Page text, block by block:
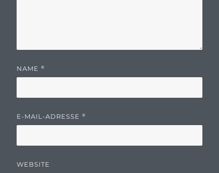
NAME *
E-MAIL-ADRESSE *
WEBSITE